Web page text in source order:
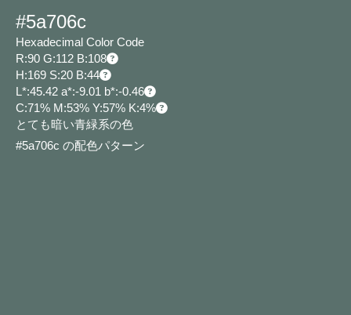
#5a706c
Hexadecimal Color Code
R:90 G:112 B:108
H:169 S:20 B:44
L*:45.42 a*:-9.01 b*:-0.46
C:71% M:53% Y:57% K:4%
とても暗い青緑系の色
#5a706c の配色パターン